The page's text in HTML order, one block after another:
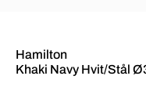
Hamilton
Khaki Navy Hvit/Stål